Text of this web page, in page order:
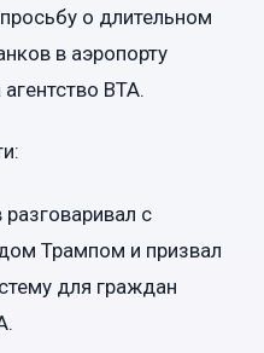
о длительном
в аэропорту
BTA.
с
Трампом и призвал
для граждан